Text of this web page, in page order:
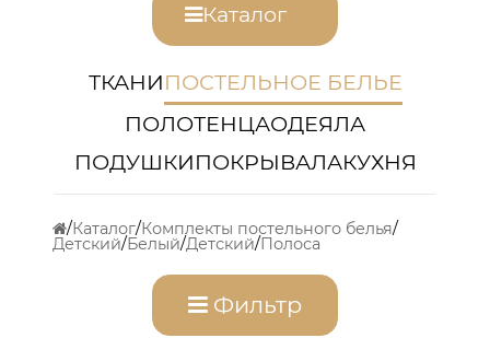
Каталог
ТКАНИПОСТЕЛЬНОЕ БЕЛЬЕ
ПОЛОТЕНЦАОДЕЯЛА
ПОДУШКИПОКРЫВАЛАКУХНЯ
Каталог Комплекты постельного белья
Детский Белый Детский Полоса
Фильтр